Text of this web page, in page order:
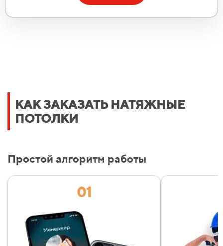
КАК ЗАКАЗАТЬ НАТЯЖНЫЕ
ПОТОЛКИ
Простой алгоритм работы
01